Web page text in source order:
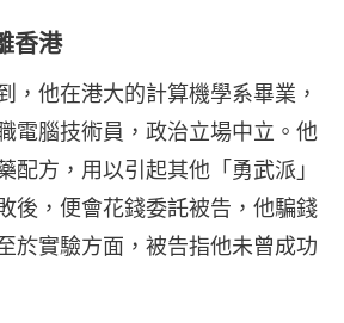
香港
，他在港大的計算機學系畢業，
電腦技術員，政治立場中立。他
配方，用以引起其他「勇武派」
後，便會花錢委託被告，他騙錢
於實驗方面，被告指他未曾成功